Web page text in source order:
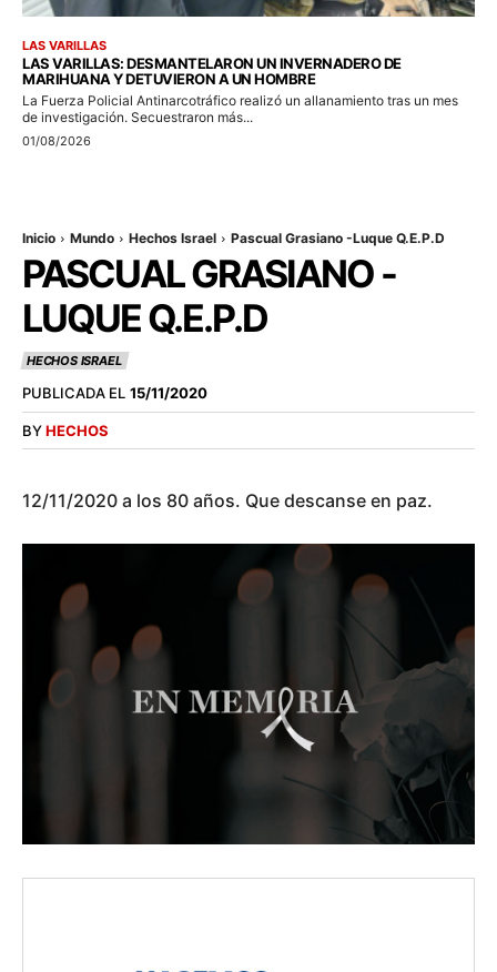
LAS VARILLAS
LAS VARILLAS: DESMANTELARON UN INVERNADERO DE
MARIHUANA Y DETUVIERON A UN HOMBRE
La Fuerza Policial Antinarcotráfico realizó un allanamiento tras un mes
de investigación. Secuestraron más...
01/08/2026